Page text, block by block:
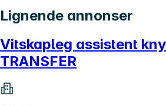
Lignende annonser
Vitskapleg assistent
TRANSFER